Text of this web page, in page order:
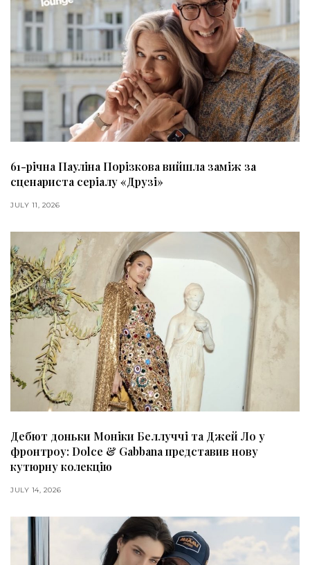
61-річна Пауліна Порізкова вийшла заміж за
сценариста серіалу «Друзі»
JULY 11, 2026
Дебют доньки Моніки Беллуччі та Джей Ло у
фронтроу: Dolce & Gabbana представив нову
кутюрну колекцію
JULY 14, 2026